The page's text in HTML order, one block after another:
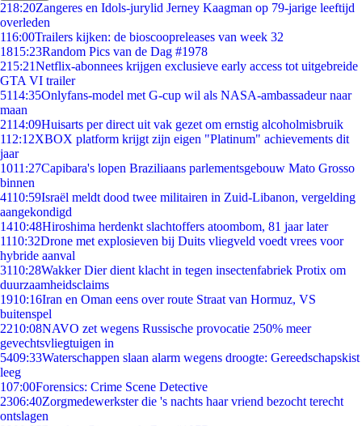
218:20Zangeres en Idols-jurylid Jerney Kaagman op 79-jarige leeftijd
overleden
116:00Trailers kijken: de bioscoopreleases van week 32
1815:23Random Pics van de Dag #1978
215:21Netflix-abonnees krijgen exclusieve early access tot uitgebreide
GTA VI trailer
5114:35Onlyfans-model met G-cup wil als NASA-ambassadeur naar
maan
2114:09Huisarts per direct uit vak gezet om ernstig alcoholmisbruik
112:12XBOX platform krijgt zijn eigen "Platinum" achievements dit
jaar
1011:27Capibara's lopen Braziliaans parlementsgebouw Mato Grosso
binnen
4110:59Israël meldt dood twee militairen in Zuid-Libanon, vergelding
aangekondigd
1410:48Hiroshima herdenkt slachtoffers atoombom, 81 jaar later
1110:32Drone met explosieven bij Duits vliegveld voedt vrees voor
hybride aanval
3110:28Wakker Dier dient klacht in tegen insectenfabriek Protix om
duurzaamheidsclaims
1910:16Iran en Oman eens over route Straat van Hormuz, VS
buitenspel
2210:08NAVO zet wegens Russische provocatie 250% meer
gevechtsvliegtuigen in
5409:33Waterschappen slaan alarm wegens droogte: Gereedschapskist
leeg
107:00Forensics: Crime Scene Detective
2306:40Zorgmedewerkster die 's nachts haar vriend bezocht terecht
ontslagen